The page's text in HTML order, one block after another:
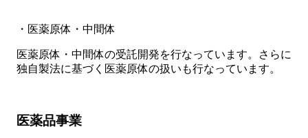
・医薬原体・中間体
医薬原体・中間体の受託開発を行なっています。さらに
独自製法に基づく医薬原体の扱いも行なっています。
医薬品事業